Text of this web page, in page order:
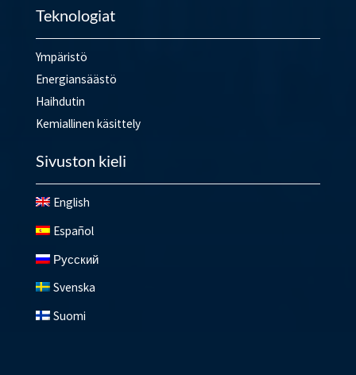
Teknologiat
Ympäristö
Energiansäästö
Haihdutin
Kemiallinen käsittely
Sivuston kieli
English
Español
Русский
Svenska
Suomi